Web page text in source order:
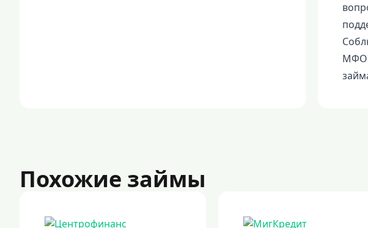
МФО
Похожие займы